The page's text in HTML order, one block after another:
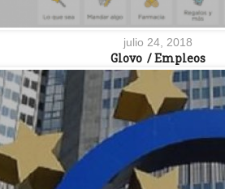
julio 24, 2018
Glovo / Empleos